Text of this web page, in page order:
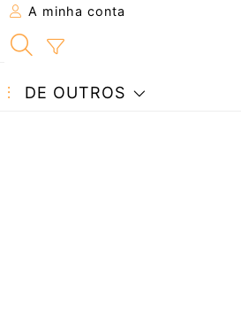
A minha conta
DE OUTROS